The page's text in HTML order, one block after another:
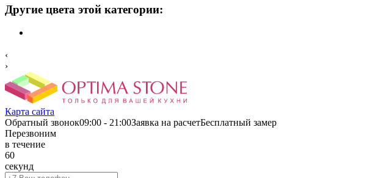
Другие цвета этой категории:
‹
›
Карта сайта
Обратный звонок09:00 - 21:00Заявка на расчетБесплатный замер
Перезвоним
в течение
60
секунд